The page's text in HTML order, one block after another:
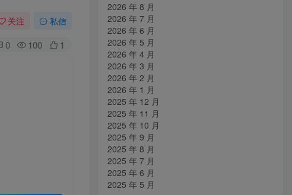
关注 私信
0 100 1
2026 年 8 月
2026 年 7 月
2026 年 6 月
2026 年 5 月
2026 年 4 月
2026 年 3 月
2026 年 2 月
2026 年 1 月
2025 年 12 月
2025 年 11 月
2025 年 10 月
2025 年 9 月
2025 年 8 月
2025 年 7 月
2025 年 6 月
2025 年 5 月